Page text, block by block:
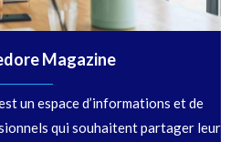
Magazine
un espace d’informations et de
qui souhaitent partager leur